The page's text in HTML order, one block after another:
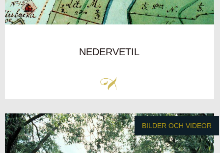
NEDERVETIL
BILDER OCH VIDEOR